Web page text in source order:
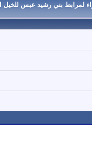
لمرابط بني رشيد عبس للخيل